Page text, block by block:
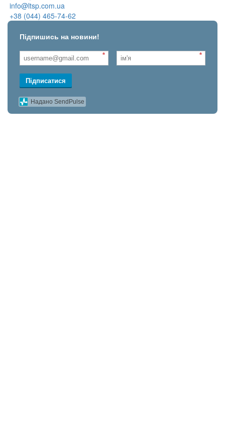
info@ltsp.com.ua
+38 (044) 465-74-62
Підпишись на новини!
* *
Підписатися
Надано SendPulse